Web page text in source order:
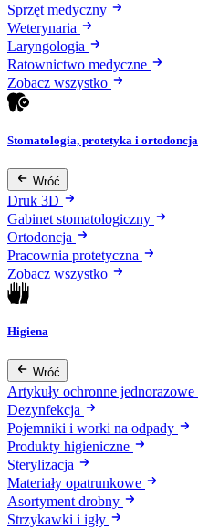
Sprzęt medyczny
Weterynaria
Laryngologia
Ratownictwo medyczne
Zobacz wszystko
Stomatologia, protetyka i ortodoncja
Wróć
Druk 3D
Gabinet stomatologiczny
Ortodoncja
Pracownia protetyczna
Zobacz wszystko
Higiena
Wróć
Artykuły ochronne jednorazowe
Dezynfekcja
Pojemniki i worki na odpady
Produkty higieniczne
Sterylizacja
Materiały opatrunkowe
Asortyment drobny
Strzykawki i igły